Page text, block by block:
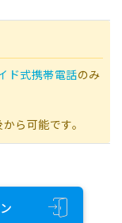
ド式携帯電話のみ
ら可能です。